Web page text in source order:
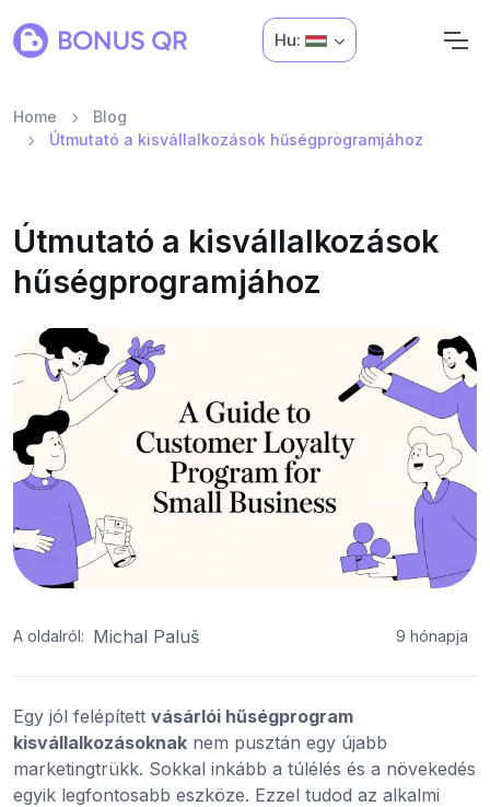
Hu:
Home
Blog
Útmutató a kisvállalkozások hűségprogramjához
Útmutató a kisvállalkozások
hűségprogramjához
A oldalról: Michal Paluš 9 hónapja
Egy jól felépített vásárlói hűségprogram
kisvállalkozásoknak nem pusztán egy újabb
marketingtrükk. Sokkal inkább a túlélés és a növekedés
egyik legfontosabb eszköze. Ezzel tudod az alkalmi